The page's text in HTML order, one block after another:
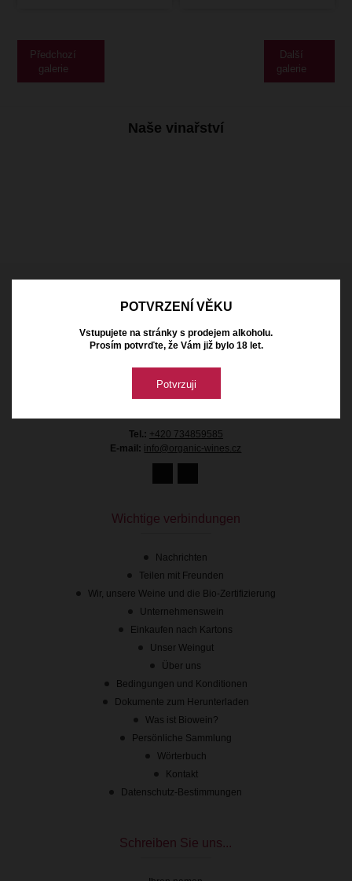
Další
galerie
Předchozí
galerie
Naše vinařství
Organic Wines s.r.o.
Průmyslová 1368
Firmen-Ident.-Nr:05891299
Tel.: +420 734859585
E-mail: info@organic-wines.cz
Wichtige verbindungen
Nachrichten
Teilen mit Freunden
Wir, unsere Weine und die Bio-Zertifizierung
Unternehmenswein
Einkaufen nach Kartons
Unser Weingut
Über uns
Bedingungen und Konditionen
Dokumente zum Herunterladen
Was ist Biowein?
Persönliche Sammlung
Wörterbuch
Kontakt
Datenschutz-Bestimmungen
Schreiben Sie uns...
POTVRZENÍ VĚKU
Vstupujete na stránky s prodejem alkoholu.
Prosím potvrďte, že Vám již bylo 18 let.
Potvrzuji